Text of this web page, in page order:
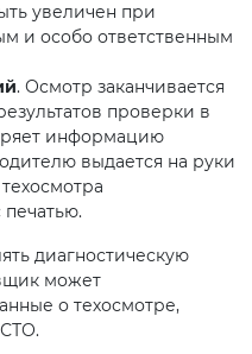
увеличен при
и особо ответственным
. Осмотр заканчивается
проверки в
информацию
выдается на руки
печатью.
диагностическую
может
о техосмотре,